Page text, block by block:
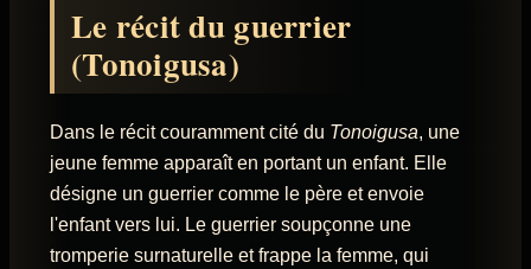
Le récit du guerrier
(Tonoigusa)
Dans le récit couramment cité du Tonoigusa, une
jeune femme apparaît en portant un enfant. Elle
désigne un guerrier comme le père et envoie
l'enfant vers lui. Le guerrier soupçonne une
tromperie surnaturelle et frappe la femme, qui